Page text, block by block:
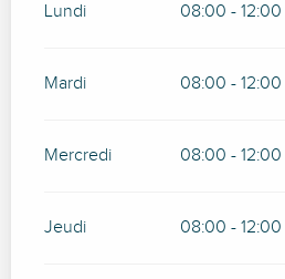
Lundi 08:00 - 12:00
Mardi 08:00 - 12:00
Mercredi 08:00 - 12:00
Jeudi 08:00 - 12:00